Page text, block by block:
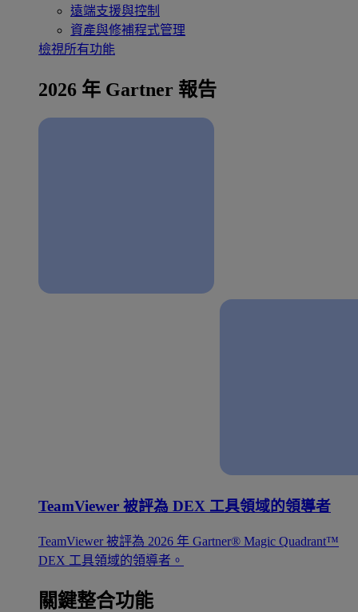
遠端支援與控制
資產與修補程式管理
檢視所有功能
2026 年 Gartner 報告
TeamViewer 被評為 DEX 工具領域的領導者
TeamViewer 被評為 2026 年 Gartner® Magic Quadrant™
DEX 工具領域的領導者。
關鍵整合功能